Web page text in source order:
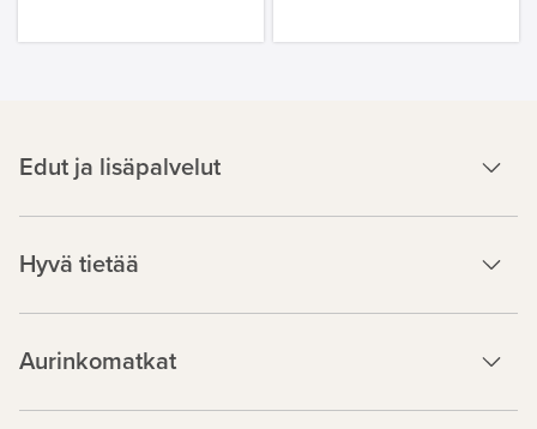
Edut ja lisäpalvelut
Hyvä tietää
Aurinkomatkat